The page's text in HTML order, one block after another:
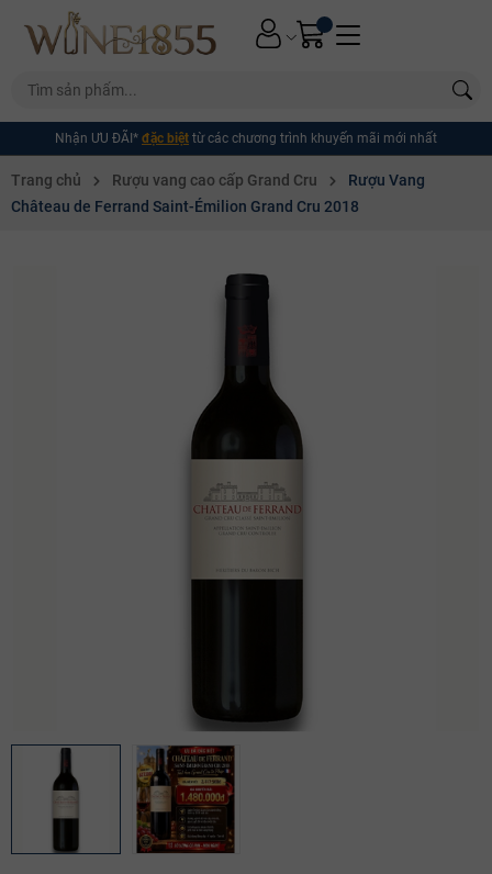
Nhận ƯU ĐÃI* đặc biệt từ các chương trình khuyến mãi mới nhất
Trang chủ Rượu vang cao cấp Grand Cru
Rượu Vang
Château de Ferrand Saint-Émilion Grand Cru 2018